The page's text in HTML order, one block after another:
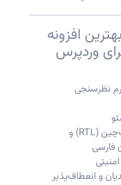
افزونه
وردپرس
نظرسنجی
پشتیبانی از زبان‌های راست‌چین (RTL) و
فارسی
و انعطاف‌پذیر